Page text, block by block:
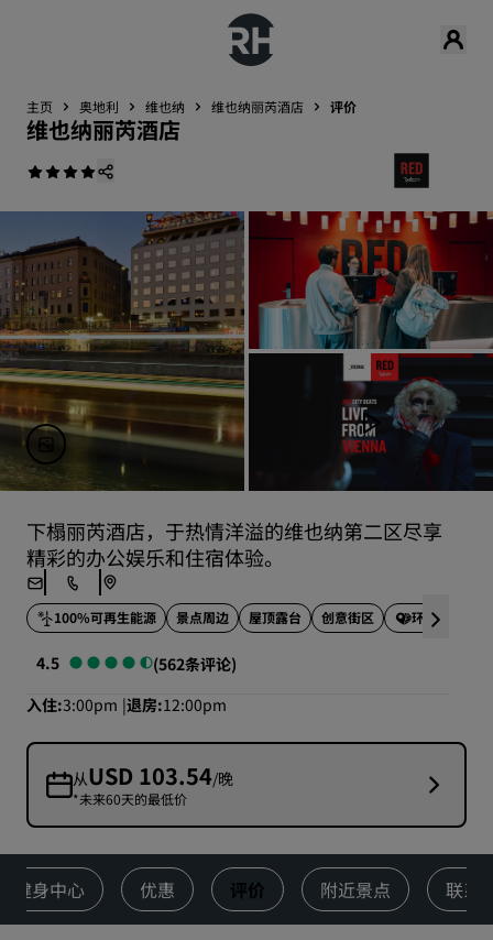
主页 奥地利 维也纳 维也纳丽芮酒店 评价
维也纳丽芮酒店
下榻丽芮酒店，于热情洋溢的维也纳第二区尽享
精彩的办公娱乐和住宿体验。
100%可再生能源 景点周边 屋顶露台 创意街区 环保酒店
4.5
(562条评论)
入住 3:00pm 退房 12:00pm
从USD 103.54/晚
*未来60天的最低价
健身中心 优惠 评价 附近景点 联系